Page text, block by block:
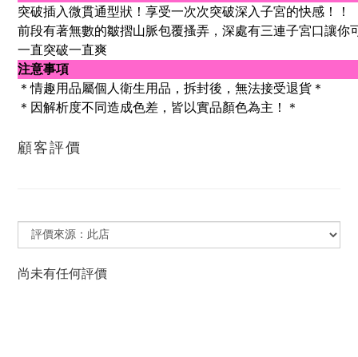
突破插入微貫通型狀！享受一次次突破深入子宮的快感！！
前段有著無數的皺摺山脈包覆搔弄，深處有三連子宮口讓你
一直突破一直爽
注意事項
＊情趣用品屬個人衛生用品，拆封後，無法接受退貨＊
＊因解析度不同造成色差，皆以實品顏色為主！＊
顧客評價
尚未有任何評價